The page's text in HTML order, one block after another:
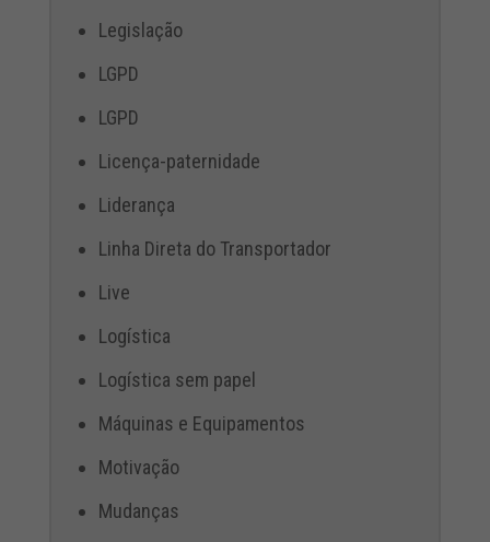
Legislação
LGPD
LGPD
Licença-paternidade
Liderança
Linha Direta do Transportador
Live
Logística
Logística sem papel
Máquinas e Equipamentos
Motivação
Mudanças